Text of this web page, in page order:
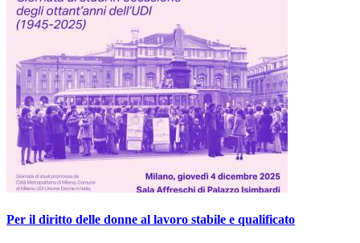
Per il diritto delle donne al lavoro stabile e qualificato